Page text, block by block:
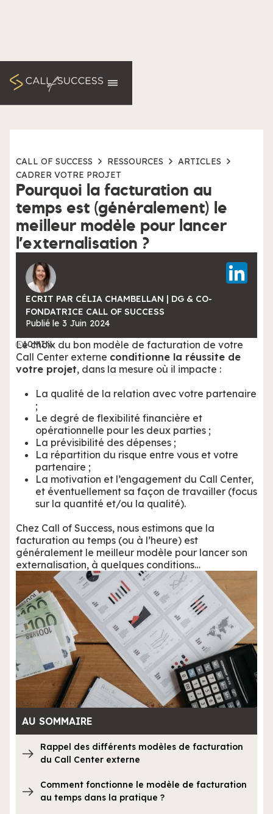
CALL OF SUCCESS RESSOURCES
ARTICLES
CADRER VOTRE PROJET
Pourquoi la facturation au
temps est (généralement) le
meilleur modèle pour lancer
l’externalisation ?
ECRIT PAR CÉLIA CHAMBELLAN | DG & CO-
FONDATRICE CALL OF SUCCESS
Publié le 3 Juin 2024
10MIN
Le choix du bon modèle de facturation de votre
Call Center externe conditionne la réussite de
votre projet, dans la mesure où il impacte :
La qualité de la relation avec votre partenaire
;
Le degré de flexibilité financière et
opérationnelle pour les deux parties ;
La prévisibilité des dépenses ;
La répartition du risque entre vous et votre
partenaire ;
La motivation et l’engagement du Call Center,
et éventuellement sa façon de travailler (focus
sur la quantité et/ou la qualité).
Chez Call of Success, nous estimons que la
facturation au temps (ou à l’heure) est
généralement le meilleur modèle pour lancer son
externalisation, à quelques conditions…
AU SOMMAIRE
Rappel des différents modèles de facturation
du Call Center externe
Comment fonctionne le modèle de facturation
au temps dans la pratique ?